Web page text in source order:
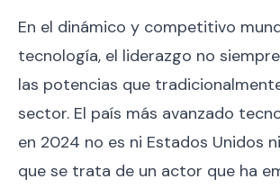
En el dinámico y competitivo
tecnología, el liderazgo no
las potencias que
sector. El país más avanzado
en 2024 no es ni Estados Unidos
que se trata de un actor que ha